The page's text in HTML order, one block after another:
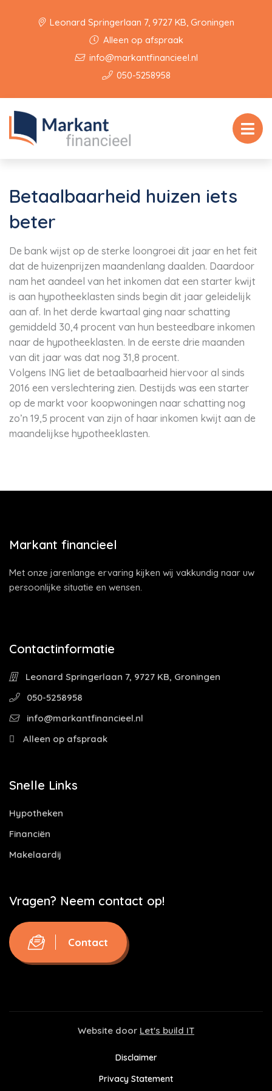
Leonard Springerlaan 7, 9727 KB, Groningen
Alleen op afspraak
info@markantfinancieel.nl
050-5258958
Betaalbaarheid huizen iets
beter
De bank wijst op de sterke loongroei dit jaar en het feit
dat de huizenprijzen maandenlang daalden. Daardoor
nam het aandeel van het inkomen dat een starter kwijt
is aan hypotheeklasten sinds begin dit jaar geleidelijk
aan af. In het derde kwartaal ging naar schatting
gemiddeld 30,4 procent van hun besteedbare inkomen
naar de hypotheeklasten. In de eerste drie maanden
van dit jaar was dat nog 31,8 procent.
Volgens ING liet de betaalbaarheid hiervoor al sinds
2016 een verslechtering zien. Destijds was een starter
op de markt voor koopwoningen naar schatting nog
zo’n 19,5 procent van zijn of haar inkomen kwijt aan de
maandelijkse hypotheeklasten.
Markant financieel
Met onze jarenlange ervaring kijken wij vakkundig naar uw
persoonlijke situatie en wensen.
Contactinformatie
Leonard Springerlaan 7, 9727 KB, Groningen
050-5258958
info@markantfinancieel.nl
Alleen op afspraak
Snelle Links
Hypotheken
Financiën
Makelaardij
Vragen? Neem contact op!
Contact
Website door Let's build IT
Disclaimer
Privacy Statement